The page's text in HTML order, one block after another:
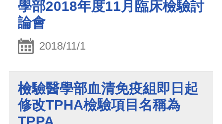
學部2018年度11月臨床檢驗討
論會
2018/11/1
檢驗醫學部血清免疫組即日起
修改TPHA檢驗項目名稱為